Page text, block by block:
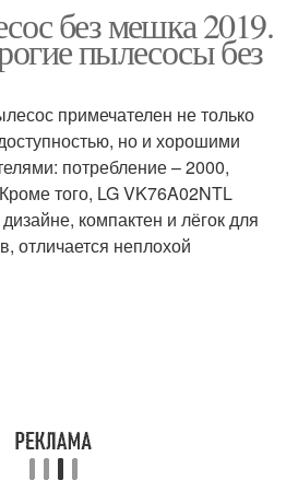
без мешка 2019.
пылесосы без
примечателен не только
но и хорошими
потребление – 2000,
того, LG VK76A02NTL
компактен и лёгок для
отличается неплохой